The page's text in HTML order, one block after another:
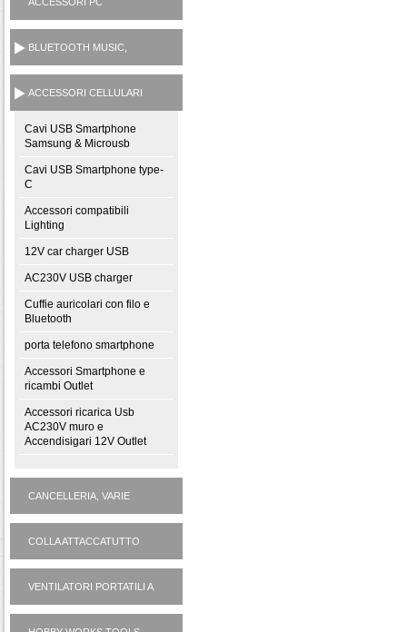
BLUETOOTH MUSIC,
CASSE, CUFFIE,
ACCESSORI CELLULARI
SMARTPHONES
Cavi USB Smartphone
Samsung & Microusb
Cavi USB Smartphone type-
C
Accessori compatibili
Lighting
12V car charger USB
AC230V USB charger
Cuffie auricolari con filo e
Bluetooth
porta telefono smartphone
Accessori Smartphone e
ricambi Outlet
Accessori ricarica Usb
AC230V muro e
Accendisigari 12V Outlet
CANCELLERIA, VARIE
CASALINGHI
COLLA ATTACCATUTTO
ATTAK
VENTILATORI PORTATILI A
PILE